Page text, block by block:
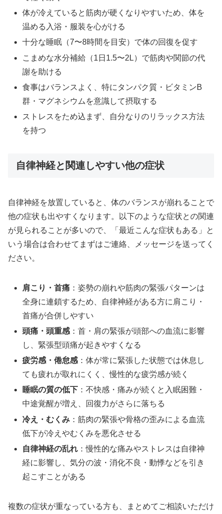
体が冷えていると筋肉が硬くなりやすいため、体を
温める入浴・服装を心がける
十分な睡眠（7〜8時間を目安）で体の回復を促す
こまめな水分補給（1日1.5〜2L）で筋肉や関節の代
謝を助ける
食事はバランスよく、特にタンパク質・ビタミンB
群・マグネシウムを意識して摂取する
ストレスをため込まず、自分なりのリラックス方法
を持つ
自律神経と関連しやすい他の症状
自律神経を放置していると、体のバランスが崩れることで
他の症状も出やすくなります。以下のような症状との関連
が見られることが多いので、「最近こんな症状もある」と
いう場合は合わせてまずはご連絡、メッセージを送ってく
ださい。
肩こり・首痛 ：姿勢の崩れや筋肉の緊張パターンは
全身に連鎖するため、自律神経がある方に肩こり・
首痛が合併しやすい
頭痛・頭重感 ：首・肩の緊張が頭部への血流に影響
し、緊張型頭痛が起きやすくなる
疲労感・倦怠感 ：体が常に緊張した状態では休息し
ても疲れが取れにくく、慢性的な疲労感が続く
睡眠の質の低下 ：不快感・痛みが続くと入眠困難・
中途覚醒が増え、回復力がさらに落ちる
冷え・むくみ ：筋肉の緊張や骨格の歪みによる血流
低下が冷えやむくみを悪化させる
自律神経の乱れ ：慢性的な痛みやストレスは自律神
経に影響し、気分の波・消化不良・動悸などを引き
起こすことがある
複数の症状が重なっている方も、まとめてご相談いただけ